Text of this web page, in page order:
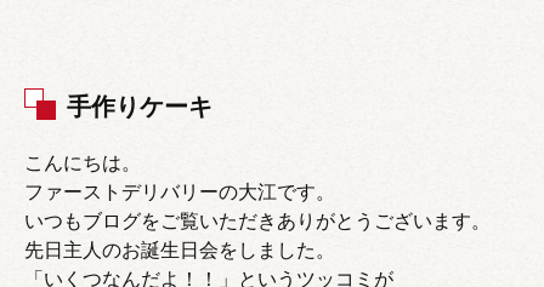
手作りケーキ
こんにちは。
ファーストデリバリーの大江です。
いつもブログをご覧いただきありがとうございます。
先日主人のお誕生日会をしました。
「いくつなんだよ！！」というツッコミが